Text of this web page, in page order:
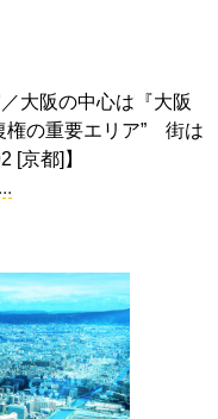
大阪の中心は『大阪
権の重要エリア” 街は
[京都]】